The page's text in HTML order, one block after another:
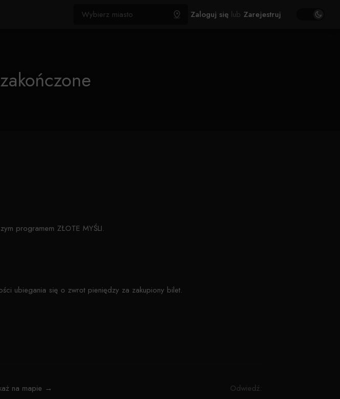
Zaloguj się lub Zarejestruj
programem ZŁOTE MYŚLI.
ubiegania się o zwrot pieniędzy za zakupiony bilet.
na mapie → Odwiedź: